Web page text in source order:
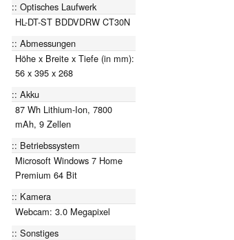
Optisches Laufwerk
HL-DT-ST BDDVDRW CT30N
Abmessungen
Höhe x Breite x Tiefe (in mm):
56 x 395 x 268
Akku
87 Wh Lithium-Ion, 7800
mAh, 9 Zellen
Betriebssystem
Microsoft Windows 7 Home
Premium 64 Bit
Kamera
Webcam: 3.0 Megapixel
Sonstiges